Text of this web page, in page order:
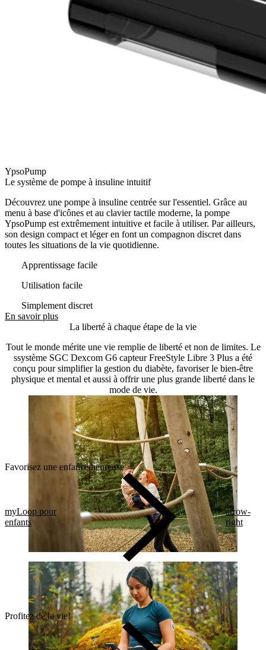
YpsoPump
Le système de pompe à insuline intuitif
Découvrez une pompe à insuline centrée sur l'essentiel. Grâce au
menu à base d'icônes et au clavier tactile moderne, la pompe
YpsoPump est extrêmement intuitive et facile à utiliser. Par ailleurs,
son design compact et léger en font un compagnon discret dans
toutes les situations de la vie quotidienne.
Apprentissage facile
Utilisation facile
Simplement discret
En savoir plus
La liberté à chaque étape de la vie
Tout le monde mérite une vie remplie de liberté et non de limites. Le
ssystème SGC Dexcom G6 capteur FreeStyle Libre 3 Plus a été
conçu pour simplifier la gestion du diabète, favoriser le bien-être
physique et mental et aussi à offrir une plus grande liberté dans le
mode de vie.
Favorisez une enfance heureuse
myLoop pour
enfants
arrow-
right
Profitez de la vie!